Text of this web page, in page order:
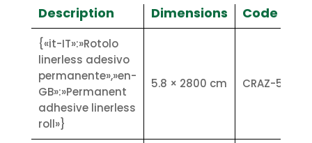
Description Dimensions Code
{«it-IT»:»Rotolo
linerless adesivo
permanente»,»en-
GB»:»Permanent
adhesive linerless
roll»}
5.8 × 2800 cm CRAZ-